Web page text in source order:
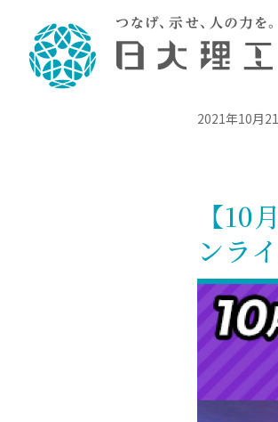
地域連携・地域貢献活動
日本大学大学院 特別講義
まちづくり工学科
電気工学科／専攻
物理学科／専攻
日本大学短期大学
設・船橋校舎）
一般選抜 N全学統一方式 第1
一般選抜 A個別方式
一般選抜 C共通テスト利用方
一般選抜 C共通テスト利用方
一般選抜 N全学統一方式 第2
理工学部学術講演会
日本大学研究情報データベー
海外からの研究訪問
NEWS
2021年10月
【
ンラ